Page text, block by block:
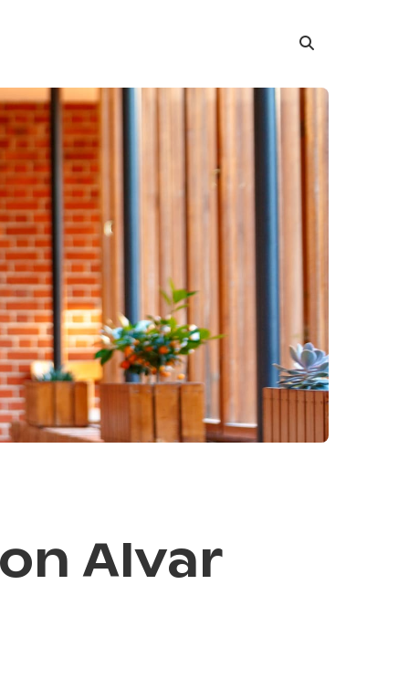
Suche
Alvar